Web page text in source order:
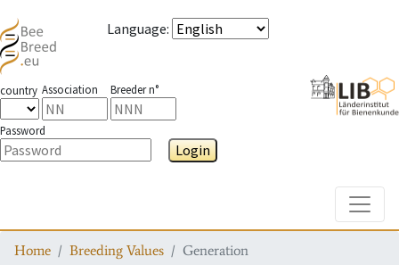
Language:
country Association Breeder n°
Password
Login
Home Breeding Values Generation